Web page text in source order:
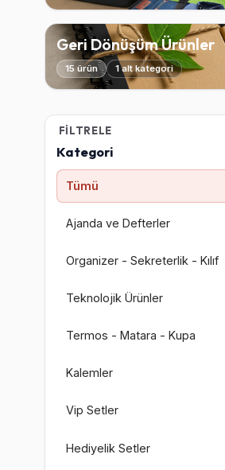
Geri Dönüşüm Ürünler
15 ürün 1 alt kategori
FILTRELE
Kategori
Tümü
Ajanda ve Defterler
Organizer - Sekreterlik - Kılıf
Teknolojik Ürünler
Termos - Matara - Kupa
Kalemler
Vip Setler
Hediyelik Setler